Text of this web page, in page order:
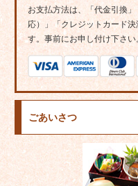
お支払方法は、「代金引換
応）」「クレジットカード
す。事前にお申し付け下さい
ごあいさつ